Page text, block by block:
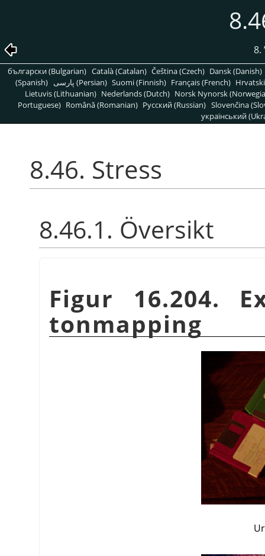
8.
български (Bulgarian) Català (Catalan) Čeština (Czech) Dansk (Danish)
(Spanish)
پارسی (Persian) Suomi (Finnish) Français (French)
Lietuvis (Lithuanian) Nederlands (Dutch) Norsk Nynorsk
Portuguese) Română (Romanian) Pусский (Russian) Slovenčina
український
8.46. Stress
8.46.1. Översikt
Figur 16.204.
tonmapping